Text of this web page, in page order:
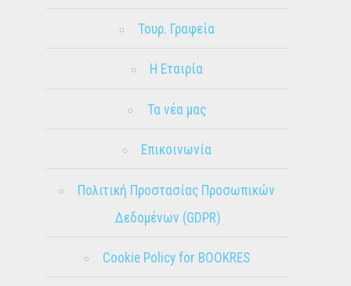
Τουρ. Γραφεία
Η Εταιρία
Τα νέα μας
Επικοινωνία
Πολιτική Προστασίας Προσωπικών
Δεδομένων (GDPR)
Cookie Policy for BOOKRES